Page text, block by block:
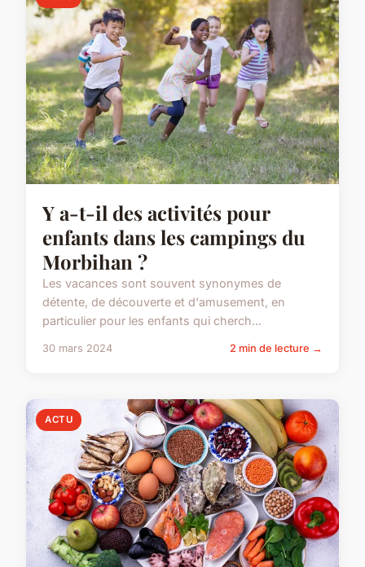
Y a-t-il des activités pour
enfants dans les campings du
Morbihan ?
Les vacances sont souvent synonymes de
détente, de découverte et d'amusement, en
particulier pour les enfants qui cherch...
30 mars 2024 2 min de lecture →
ACTU